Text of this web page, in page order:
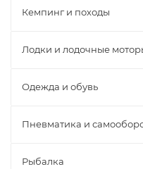
Кемпинг и походы
Лодки и лодочные
Одежда и обувь
Пневматика и
Рыбалка